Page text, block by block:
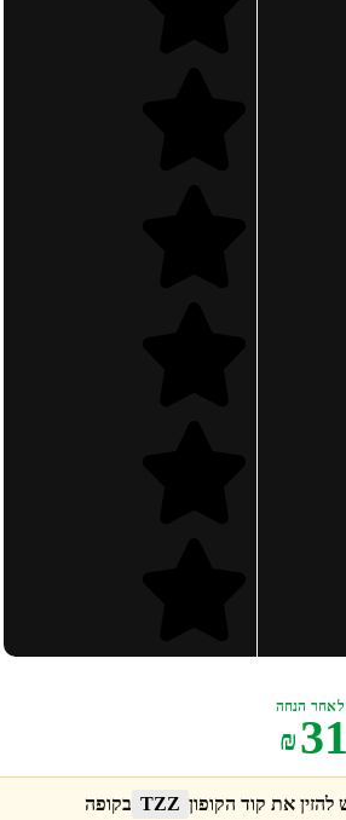
לאחר הנחה
₪
את קוד הקופון TZZ בקופה